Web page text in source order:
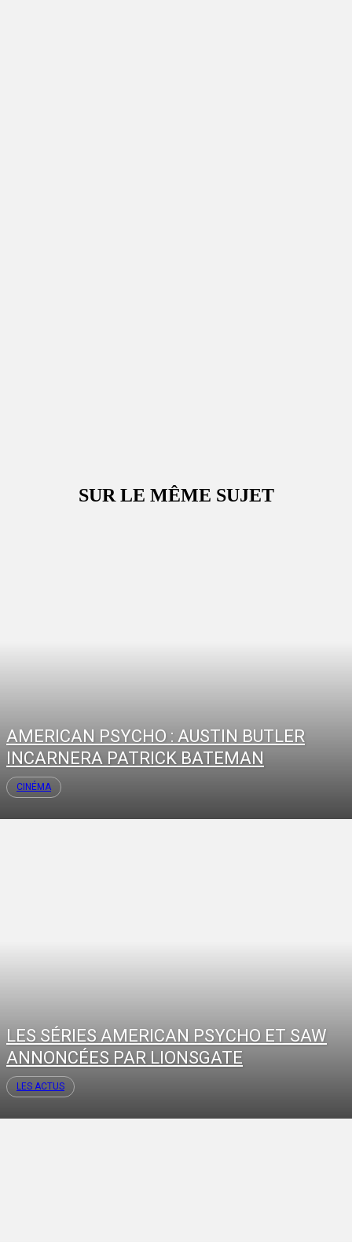
SUR LE MÊME SUJET
AMERICAN PSYCHO : AUSTIN BUTLER
INCARNERA PATRICK BATEMAN
CINÉMA
LES SÉRIES AMERICAN PSYCHO ET SAW
ANNONCÉES PAR LIONSGATE
LES ACTUS